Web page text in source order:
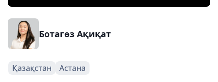
Ботагөз Ақиқат
Қазақстан Астана